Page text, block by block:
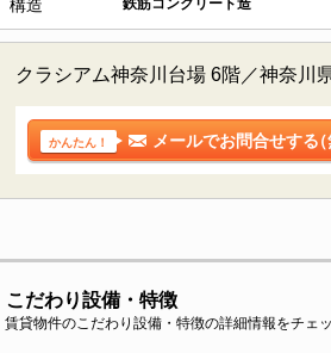
構造 鉄筋コンクリート造
クラシアム神奈川台場 6階／神奈川
かんたん！ メールでお問合せする（
こだわり設備・特徴
賃貸物件のこだわり設備・特徴の詳細情報をチェッ